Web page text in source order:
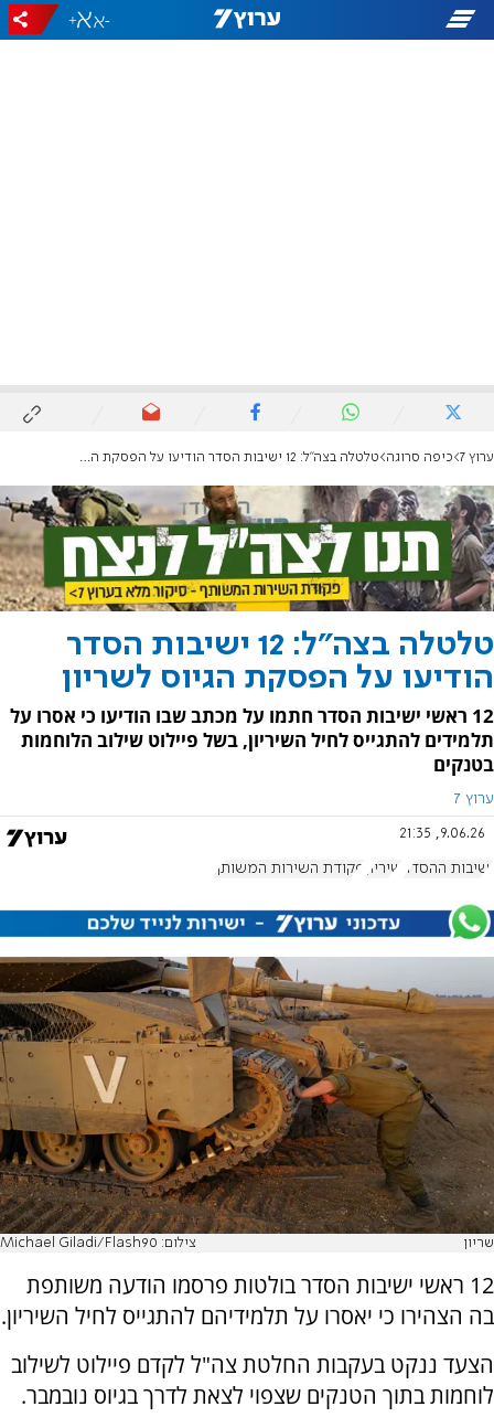
-
+
ערוץ 7 כיפה סרוגה טלטלה בצה"ל: 12 ישיבות הסדר הודיעו על הפסקת הגיוס לשריון
טלטלה בצה"ל: 12 ישיבות הסדר
הודיעו על הפסקת הגיוס לשריון
12 ראשי ישיבות הסדר חתמו על מכתב שבו הודיעו כי אסרו על
תלמידים להתגייס לחיל השיריון, בשל פיילוט שילוב הלוחמות
בטנקים
ערוץ 7
9.06.26, 21:35
ישיבות ההסדר שיריון פקודת השירות המשותף
שריון צילום: Michael Giladi/Flash90
12 ראשי ישיבות הסדר בולטות פרסמו הודעה משותפת
בה הצהירו כי יאסרו על תלמידיהם להתגייס לחיל השיריון.
הצעד ננקט בעקבות החלטת צה"ל לקדם פיילוט לשילוב
לוחמות בתוך הטנקים שצפוי לצאת לדרך בגיוס נובמבר.